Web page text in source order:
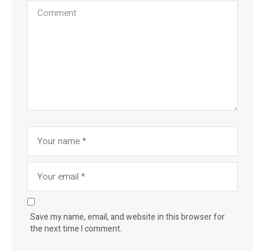
Save my name, email, and website in this browser for
the next time I comment.